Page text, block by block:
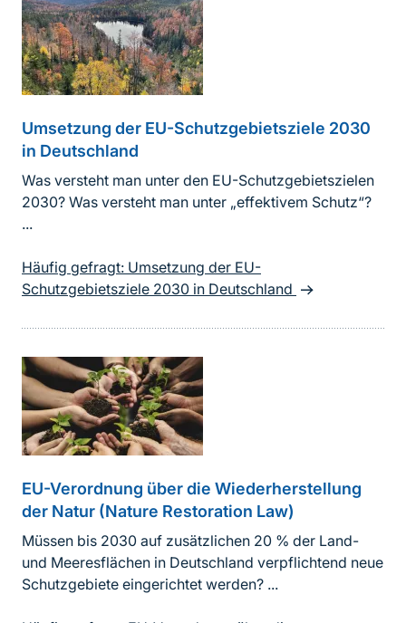
Umsetzung der EU-Schutzgebietsziele 2030
in Deutschland
Was versteht man unter den EU-Schutzgebietszielen
2030? Was versteht man unter „effektivem Schutz“?
...
Häufig gefragt: Umsetzung der EU-
Schutzgebietsziele 2030 in Deutschland
EU-Verordnung über die Wiederherstellung
der Natur (Nature Restoration Law)
Müssen bis 2030 auf zusätzlichen 20 % der Land-
und Meeresflächen in Deutschland verpflichtend neue
Schutzgebiete eingerichtet werden? ...